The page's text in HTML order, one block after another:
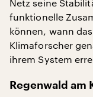
Netz seine
funktionelle
können, wann
Klimaforscher
ihrem System
Regenwald am